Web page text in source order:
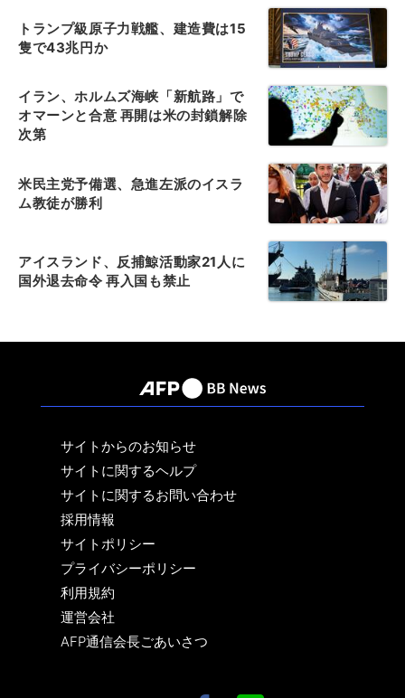
トランプ級原子力戦艦、建造費は15
隻で43兆円か
イラン、ホルムズ海峡「新航路」で
オマーンと合意 再開は米の封鎖解除
次第
米民主党予備選、急進左派のイスラ
ム教徒が勝利
アイスランド、反捕鯨活動家21人に
国外退去命令 再入国も禁止
サイトからのお知らせ
サイトに関するヘルプ
サイトに関するお問い合わせ
採用情報
サイトポリシー
プライバシーポリシー
利用規約
運営会社
AFP通信会長ごあいさつ